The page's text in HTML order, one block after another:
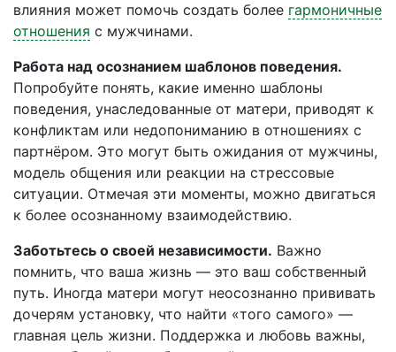
влияния может помочь создать более гармоничные
отношения с мужчинами.
Работа над осознанием шаблонов поведения.
Попробуйте понять, какие именно шаблоны
поведения, унаследованные от матери, приводят к
конфликтам или недопониманию в отношениях с
партнёром. Это могут быть ожидания от мужчины,
модель общения или реакции на стрессовые
ситуации. Отмечая эти моменты, можно двигаться
к более осознанному взаимодействию.
Заботьтесь о своей независимости. Важно
помнить, что ваша жизнь — это ваш собственный
путь. Иногда матери могут неосознанно прививать
дочерям установку, что найти «того самого» —
главная цель жизни. Поддержка и любовь важны,